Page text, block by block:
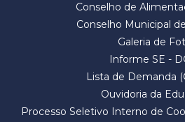
Conselho de
Conselho Municipal
Galeria de
Informe SE -
Lista de Demanda
Ouvidoria da
Processo Seletivo Interno de